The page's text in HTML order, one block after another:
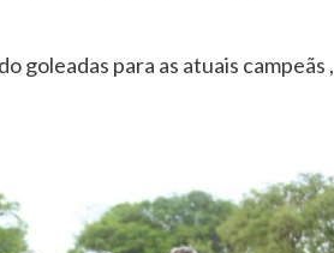
goleadas para as atuais campeãs ,